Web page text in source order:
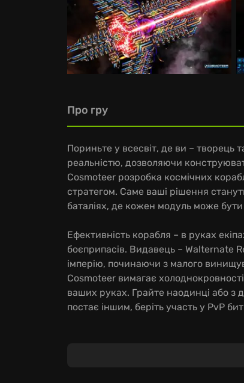
Про гру
Пориньте у всесвіт, де ви – творець
реальністю, дозволяючи
Cosmoteer розробка космічних
стратегом. Саме ваші рішення
баталіях, де кожен модуль може
Ефективність корабля – в руках
боєприпасів. Видавець – Walternate
імперію, починаючи з малого
Cosmoteer вимагає
ваших руках. Грайте наодинці або з
постає іншим, беріть участь у PvP